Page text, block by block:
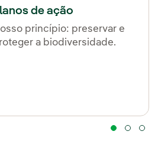
de ação
princípio: preservar e
a biodiversidade.